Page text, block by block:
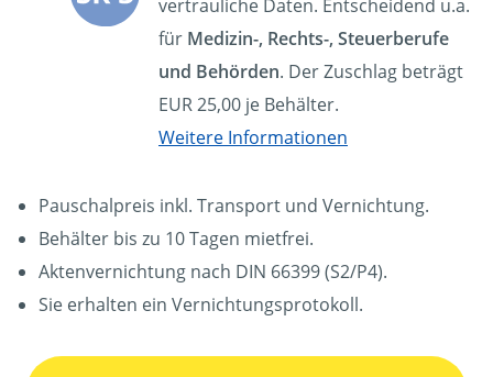
vertrauliche Daten. Entscheidend u.a.
für Medizin-, Rechts-, Steuerberufe
und Behörden. Der Zuschlag beträgt
EUR 25,00 je Behälter.
Weitere Informationen
Pauschalpreis inkl. Transport und Vernichtung.
Behälter bis zu 10 Tagen mietfrei.
Aktenvernichtung nach DIN 66399 (S2/P4).
Sie erhalten ein Vernichtungsprotokoll.